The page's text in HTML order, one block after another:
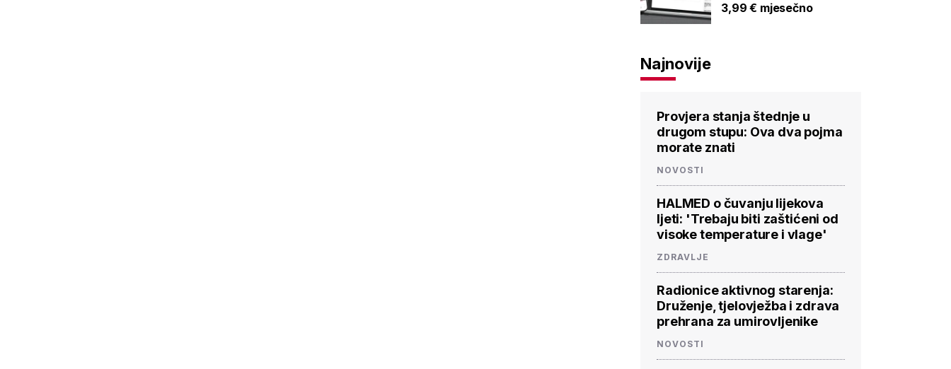
3,99 € mjesečno
Najnovije
Provjera stanja štednje u
drugom stupu: Ova dva pojma
morate znati
NOVOSTI
HALMED o čuvanju lijekova
ljeti: 'Trebaju biti zaštićeni od
visoke temperature i vlage'
ZDRAVLJE
Radionice aktivnog starenja:
Druženje, tjelovježba i zdrava
prehrana za umirovljenike
NOVOSTI